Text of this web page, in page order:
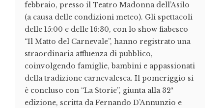
febbraio, presso il Teatro Madonna dell’Asilo
(a causa delle condizioni meteo). Gli spettacoli
delle 15:00 e delle 16:30, con lo show fiabesco
“Il Matto del Carnevale”, hanno registrato una
straordinaria affluenza di pubblico,
coinvolgendo famiglie, bambini e appassionati
della tradizione carnevalesca. Il pomeriggio si
è concluso con “La Storie”, giunta alla 32ª
edizione, scritta da Fernando D’Annunzio e